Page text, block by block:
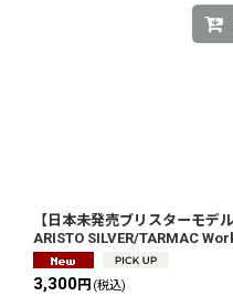
【日本未発売ブリスターモ
ARISTO SILVER/TARMAC
3,300円 (税込)